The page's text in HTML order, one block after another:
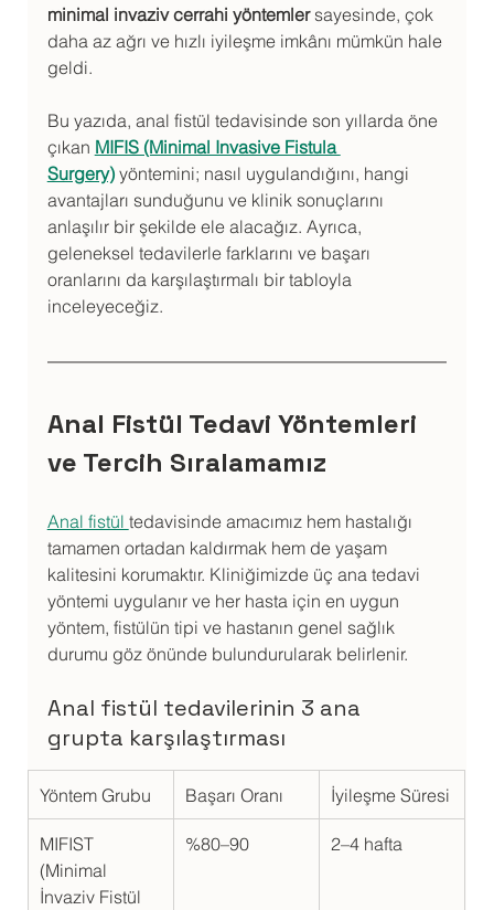
minimal invaziv cerrahi yöntemler sayesinde, çok
daha az ağrı ve hızlı iyileşme imkânı mümkün hale
geldi.
Bu yazıda, anal fistül tedavisinde son yıllarda öne
çıkan MIFIS (Minimal Invasive Fistula
Surgery) yöntemini; nasıl uygulandığını, hangi
avantajları sunduğunu ve klinik sonuçlarını
anlaşılır bir şekilde ele alacağız. Ayrıca,
geleneksel tedavilerle farklarını ve başarı
oranlarını da karşılaştırmalı bir tabloyla
inceleyeceğiz.
Anal Fistül Tedavi Yöntemleri
ve Tercih Sıralamamız
Anal fistül tedavisinde amacımız hem hastalığı
tamamen ortadan kaldırmak hem de yaşam
kalitesini korumaktır. Kliniğimizde üç ana tedavi
yöntemi uygulanır ve her hasta için en uygun
yöntem, fistülün tipi ve hastanın genel sağlık
durumu göz önünde bulundurularak belirlenir.
Anal fistül tedavilerinin 3 ana
grupta karşılaştırması
Yöntem Grubu Başarı Oranı İyileşme Süresi
MIFIST
(Minimal
İnvaziv Fistül
%80–90 2–4 hafta